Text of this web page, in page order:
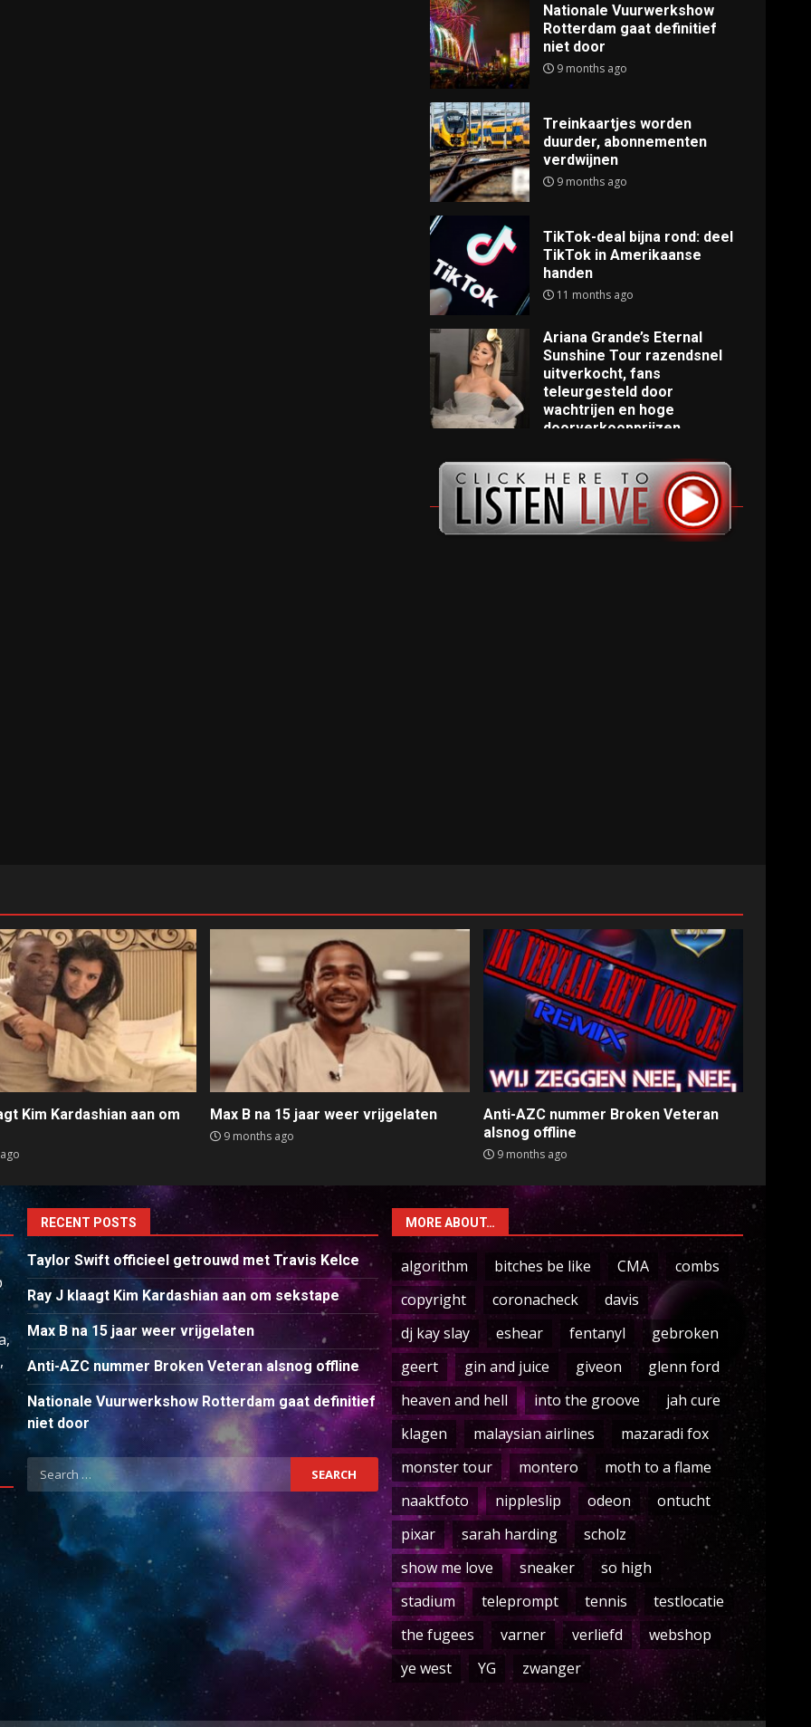
Nationale Vuurwerkshow
Rotterdam gaat definitief
niet door
9 months ago
Treinkaartjes worden
duurder, abonnementen
verdwijnen
9 months ago
TikTok-deal bijna rond: deel
TikTok in Amerikaanse
handen
11 months ago
Ariana Grande’s Eternal
Sunshine Tour razendsnel
uitverkocht, fans
teleurgesteld door
wachtrijen en hoge
doorverkoopprijzen
Kim Kardashian aan om
Max B na 15 jaar weer vrijgelaten
9 months ago
Anti-AZC nummer Broken Veteran
alsnog offline
9 months ago
RECENT POSTS
Taylor Swift officieel getrouwd met Travis Kelce
Ray J klaagt Kim Kardashian aan om sekstape
Max B na 15 jaar weer vrijgelaten
Anti-AZC nummer Broken Veteran alsnog offline
Nationale Vuurwerkshow Rotterdam gaat definitief
niet door
Search
for:
MORE ABOUT…
algorithm bitches be like CMA
combs
copyright
coronacheck
davis
dj kay slay
eshear fentanyl
gebroken
geert
gin and juice giveon
glenn ford
heaven and hell
into the groove
jah cure
klagen
malaysian airlines
mazaradi fox
monster tour
montero
moth to a flame
naaktfoto
nippleslip odeon
ontucht
pixar
sarah harding
scholz
show me love
sneaker
so high
stadium
teleprompt tennis
testlocatie
the fugees
varner verliefd
webshop
ye west
YG zwanger